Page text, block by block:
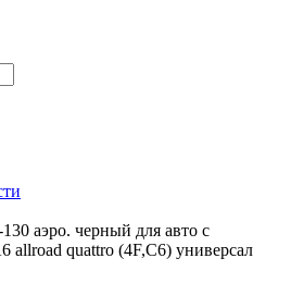
аэро. черный для авто с
allroad quattro (4F,C6) универсал